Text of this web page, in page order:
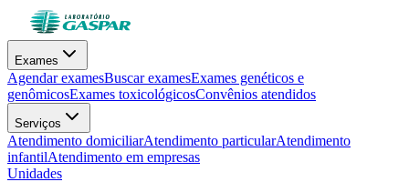
Exames
Agendar examesBuscar examesExames genéticos e
genômicosExames toxicológicosConvênios atendidos
Serviços
Atendimento domiciliarAtendimento particularAtendimento
infantilAtendimento em empresas
Unidades